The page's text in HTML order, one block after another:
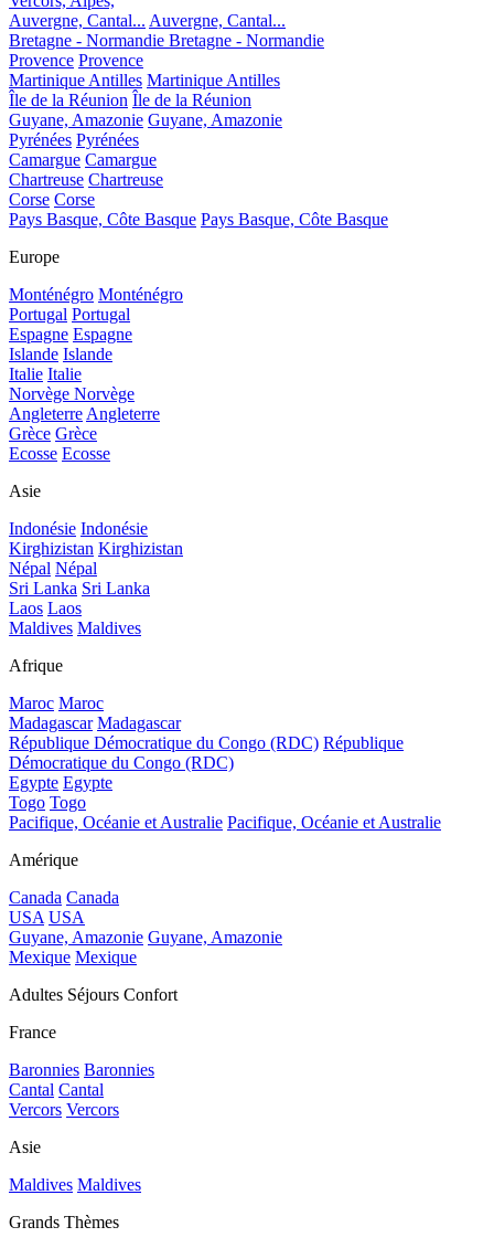
Auvergne, Cantal... Auvergne, Cantal...
Bretagne - Normandie Bretagne - Normandie
Provence Provence
Martinique Antilles Martinique Antilles
Île de la Réunion Île de la Réunion
Guyane, Amazonie Guyane, Amazonie
Pyrénées Pyrénées
Camargue Camargue
Chartreuse Chartreuse
Corse Corse
Pays Basque, Côte Basque Pays Basque, Côte Basque
Europe
Monténégro Monténégro
Portugal Portugal
Espagne Espagne
Islande Islande
Italie Italie
Norvège Norvège
Angleterre Angleterre
Grèce Grèce
Ecosse Ecosse
Asie
Indonésie Indonésie
Kirghizistan Kirghizistan
Népal Népal
Sri Lanka Sri Lanka
Laos Laos
Maldives Maldives
Afrique
Maroc Maroc
Madagascar Madagascar
République Démocratique du Congo (RDC) République
Démocratique du Congo (RDC)
Egypte Egypte
Togo Togo
Pacifique, Océanie et Australie Pacifique, Océanie et Australie
Amérique
Canada Canada
USA USA
Guyane, Amazonie Guyane, Amazonie
Mexique Mexique
Adultes Séjours Confort
France
Baronnies Baronnies
Cantal Cantal
Vercors Vercors
Asie
Maldives Maldives
Grands Thèmes